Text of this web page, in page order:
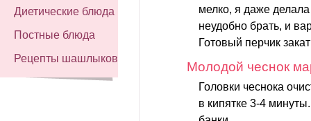
Диетические блюда
Постные блюда
Рецепты шашлыков
мелко, я даже
неудобно брать, и
Готовый перчик
Молодой чеснок
Головки чеснока
в кипятке 3-4